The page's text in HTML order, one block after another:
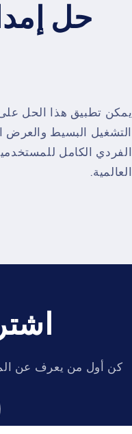
حل
يمكن تطبيق هذا الحل
التشغيل البسيط والعرض
الفردي الكامل
العالمية.
كن أول من يعرف عن